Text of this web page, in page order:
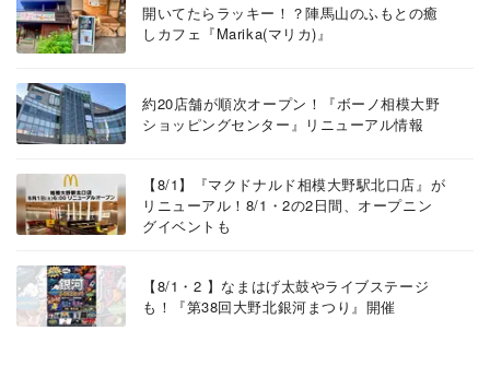
開いてたらラッキー！？陣馬山のふもとの癒
しカフェ『Marika(マリカ)』
約20店舗が順次オープン！『ボーノ相模大野
ショッピングセンター』リニューアル情報
【8/1】『マクドナルド相模大野駅北口店』が
リニューアル！8/1・2の2日間、オープニン
グイベントも
【8/1・2 】なまはげ太鼓やライブステージ
も！『第38回大野北銀河まつり』開催